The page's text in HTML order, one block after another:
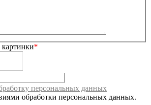
*
персональных данных
обработки персональных данных.